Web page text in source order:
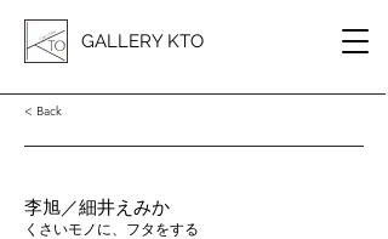
GALLERY KTO
< Back
李旭／細井えみか
くさいモノに、フタをする